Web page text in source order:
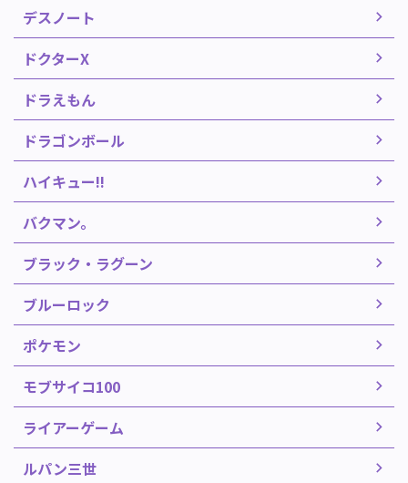
デスノート
ドクターX
ドラえもん
ドラゴンボール
ハイキュー!!
バクマン。
ブラック・ラグーン
ブルーロック
ポケモン
モブサイコ100
ライアーゲーム
ルパン三世